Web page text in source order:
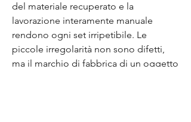
del materiale recuperato e la
lavorazione interamente manuale
rendono ogni set irripetibile. Le
piccole irregolarità non sono difetti,
ma il marchio di fabbrica di un oggetto